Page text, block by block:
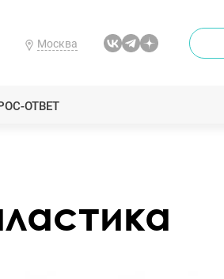
Москва
ОТВЕТ